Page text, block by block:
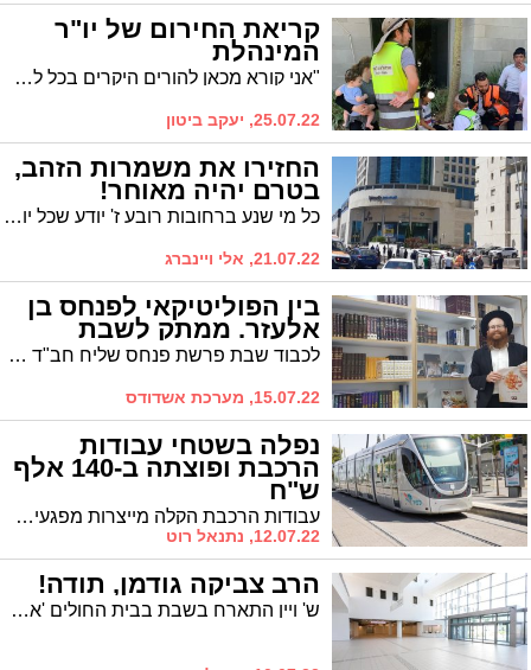
קריאת החירום של יו"ר
המינהלת
"אני קורא מכאן להורים היקרים בכל לשון של בקשה שלא לאפשר לילדים רכיבה על אופניים ללא קסדה וללא הסבר מינימלי על כללי זהירות בסיסיים". יו"ר מינהלת רובע ג' מפציר
25.07.22, יעקב ביטון
החזירו את משמרות הזהב,
בטרם יהיה מאוחר!
כל מי שנע ברחובות רובע ז' יודע שכל יום בו לא מתרחש אסון הוא נס. דווקא עכשיו, חובה להחזיר את 'משמרות הזהב' שנעלמו מהכבישים
21.07.22, אלי ויינברג
בין הפוליטיקאי לפנחס בן
אלעזר. ממתק לשבת
לכבוד שבת פרשת פנחס שליח חב"ד ברובע ט' הרב יוסף יצחק מרגלית מותח קווים לדמותו של פנחס ומלמד אותנו מתורתו של הרבי מחב"ד כיצד נשפר הליכותינו
15.07.22, מערכת אשדודס
נפלה בשטחי עבודות
הרכבת ופוצתה ב-140 אלף
ש"ח
עבודות הרכבת הקלה מייצרות מפגעים רבים לתושבים המתגוררים בסביבתם, מקרה של ילדה שנפצעה מנפילה בשל ליקויים בטיחותיים הסתיים בפיצוי בסכום משמעותי בפרק זמן מהיר במיוחד
12.07.22, נתנאל רוט
הרב צביקה גודמן, תודה!
ש' ויין התארח בשבת בבית החולים 'אסותא אשדוד'. לאור האירוח המושלם הוא מבקש לומר תודה